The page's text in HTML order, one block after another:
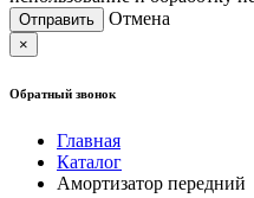
Отмена
×
Обратный звонок
Главная
Каталог
Амортизатор передний